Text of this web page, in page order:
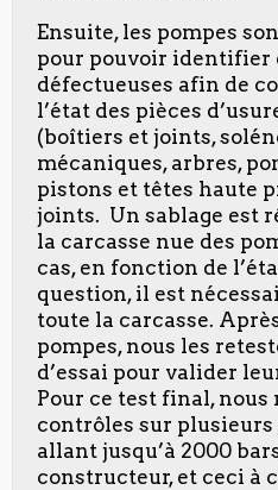
Ensuite, les pompes
pour pouvoir identifier
défectueuses afin de
l’état des pièces
(boîtiers et joints,
mécaniques, arbres,
pistons et têtes haute
joints. Un sablage est
la carcasse nue des
cas, en fonction de
question, il est
toute la carcasse.
pompes, nous les
d’essai pour valider
Pour ce test final, nous
contrôles sur plusieurs
allant jusqu’à 2000
constructeur, et ceci à